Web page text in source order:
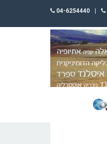
04-6254440